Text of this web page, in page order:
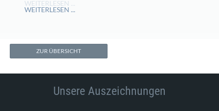
WEITERLESEN ...
WEITERLESEN ...
ZUR ÜBERSICHT
Unsere Auszeichnungen